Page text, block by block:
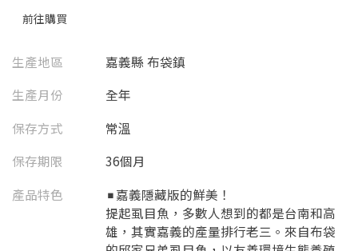
前往購買
生產地區
嘉義縣 布袋鎮
生產月份
全年
保存方式
常溫
保存期限
36個月
產品特色
◾️嘉義隱藏版的鮮美！
提起虱目魚，多數人想到的都是台南和高
雄，其實嘉義的產量排行老三。來自布袋